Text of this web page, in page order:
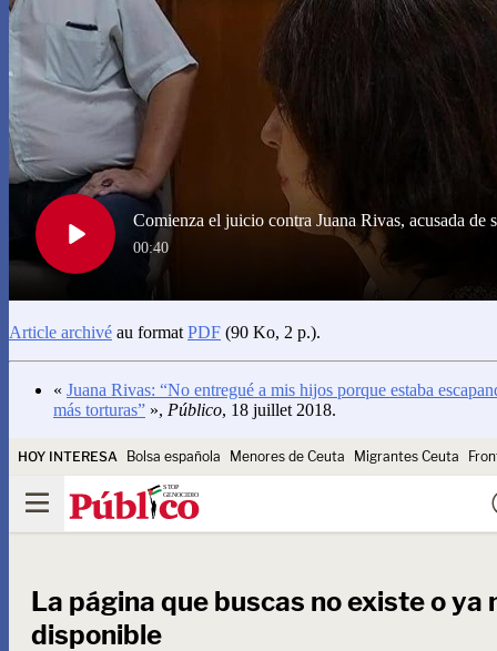
Article archivé au formatPDF (90 Ko, 2 p.).
« Juana Rivas: “No entregué a mis hijos porque estaba
más torturas” », Público, 18 juillet 2018.